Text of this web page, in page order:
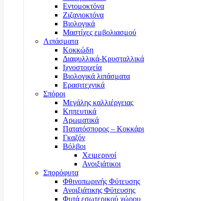
Εντομοκτόνα
Ζιζανιοκτόνα
Βιολογικά
Μαστίχες εμβολιασμού
Λιπάσματα
Κοκκώδη
Διαφυλλικά-Κρυσταλλικά
Ιχνοστοιχεία
Βιολογικά λιπάσματα
Ερασιτεχνικά
Σπόροι
Μεγάλης καλλιέργειας
Κηπευτικά
Αρωματικά
Πατατόσπορος – Κοκκάρι
Γκαζόν
Βόλβοι
Χειμερινοί
Ανοιξιάτικοι
Σπορόφυτα
Φθινοπωρινής Φύτευσης
Ανοιξιάτικης Φύτευσης
Φυτά εσωτερικού χώρου